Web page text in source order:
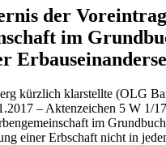
der
im
kürzlich klarstellte (OLG
– Aktenzeichen 5 W 1/
im
einer Erbschaft nicht in